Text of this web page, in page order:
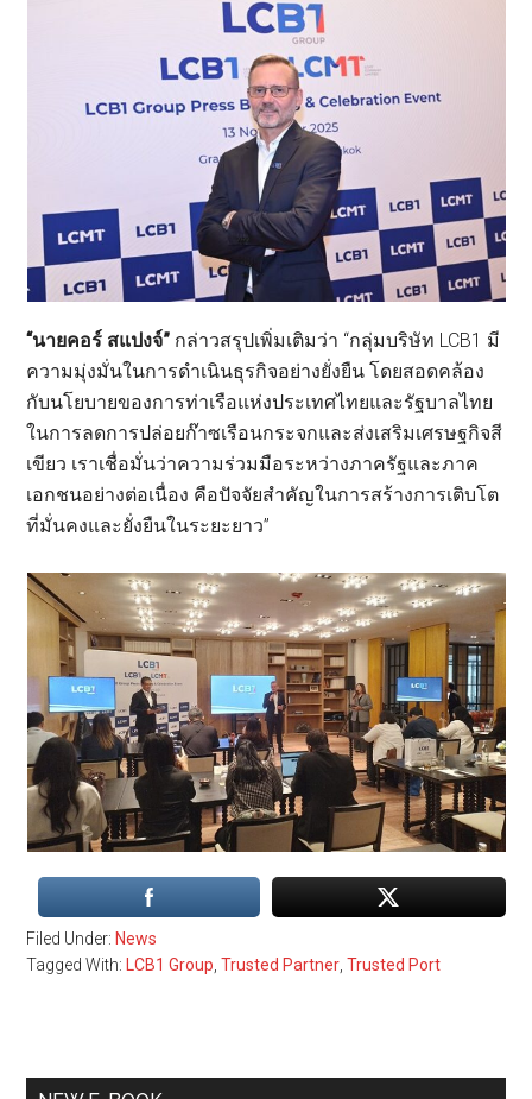
“นายคอร์ สแปงจ์” กล่าวสรุปเพิ่มเติมว่า “กลุ่มบริษัท LCB1 มี
ความมุ่งมั่นในการดำเนินธุรกิจอย่างยั่งยืน โดยสอดคล้อง
กับนโยบายของการท่าเรือแห่งประเทศไทยและรัฐบาลไทย
ในการลดการปล่อยก๊าซเรือนกระจกและส่งเสริมเศรษฐกิจสี
เขียว เราเชื่อมั่นว่าความร่วมมือระหว่างภาครัฐและภาค
เอกชนอย่างต่อเนื่อง คือปัจจัยสำคัญในการสร้างการเติบโต
ที่มั่นคงและยั่งยืนในระยะยาว”
Filed Under: News
Tagged With: LCB1 Group,Trusted Partner,Trusted Port